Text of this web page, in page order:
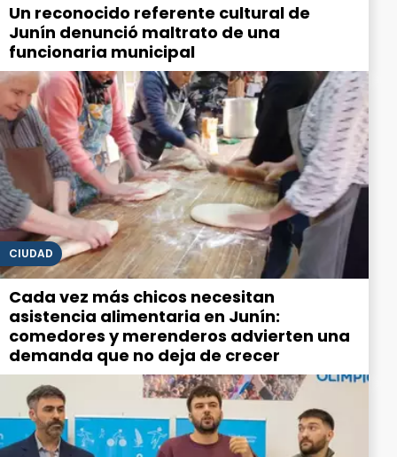
Un reconocido referente cultural de
Junín denunció maltrato de una
funcionaria municipal
CIUDAD
Cada vez más chicos necesitan
asistencia alimentaria en Junín:
comedores y merenderos advierten una
demanda que no deja de crecer